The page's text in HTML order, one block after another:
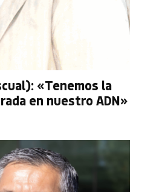
«Tenemos la
en nuestro ADN»